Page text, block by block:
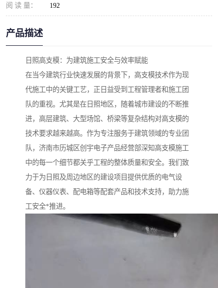
阅 读 量： 192
产品描述
日照高支模：为建筑施工安全与效率赋能
在当今建筑行业快速发展的背景下，高支模技术作为现
代施工中的关键工艺，正日益受到工程管理者和施工团
队的重视。尤其是在日照地区，随着城市建设的不断推
进，高层建筑、大型场馆、桥梁等复杂结构对高支模的
技术要求越来越高。作为专注服务于建筑领域的专业团
队，济南市历城区创宇电子产品经营部深知高支模施工
中的每一个细节都关乎工程的整体质量和安全。我们致
力于为日照及周边地区的建设项目提供优质的电气设
备、仪器仪表、配电箱等配套产品和技术支持，助力施
工安全*推进。